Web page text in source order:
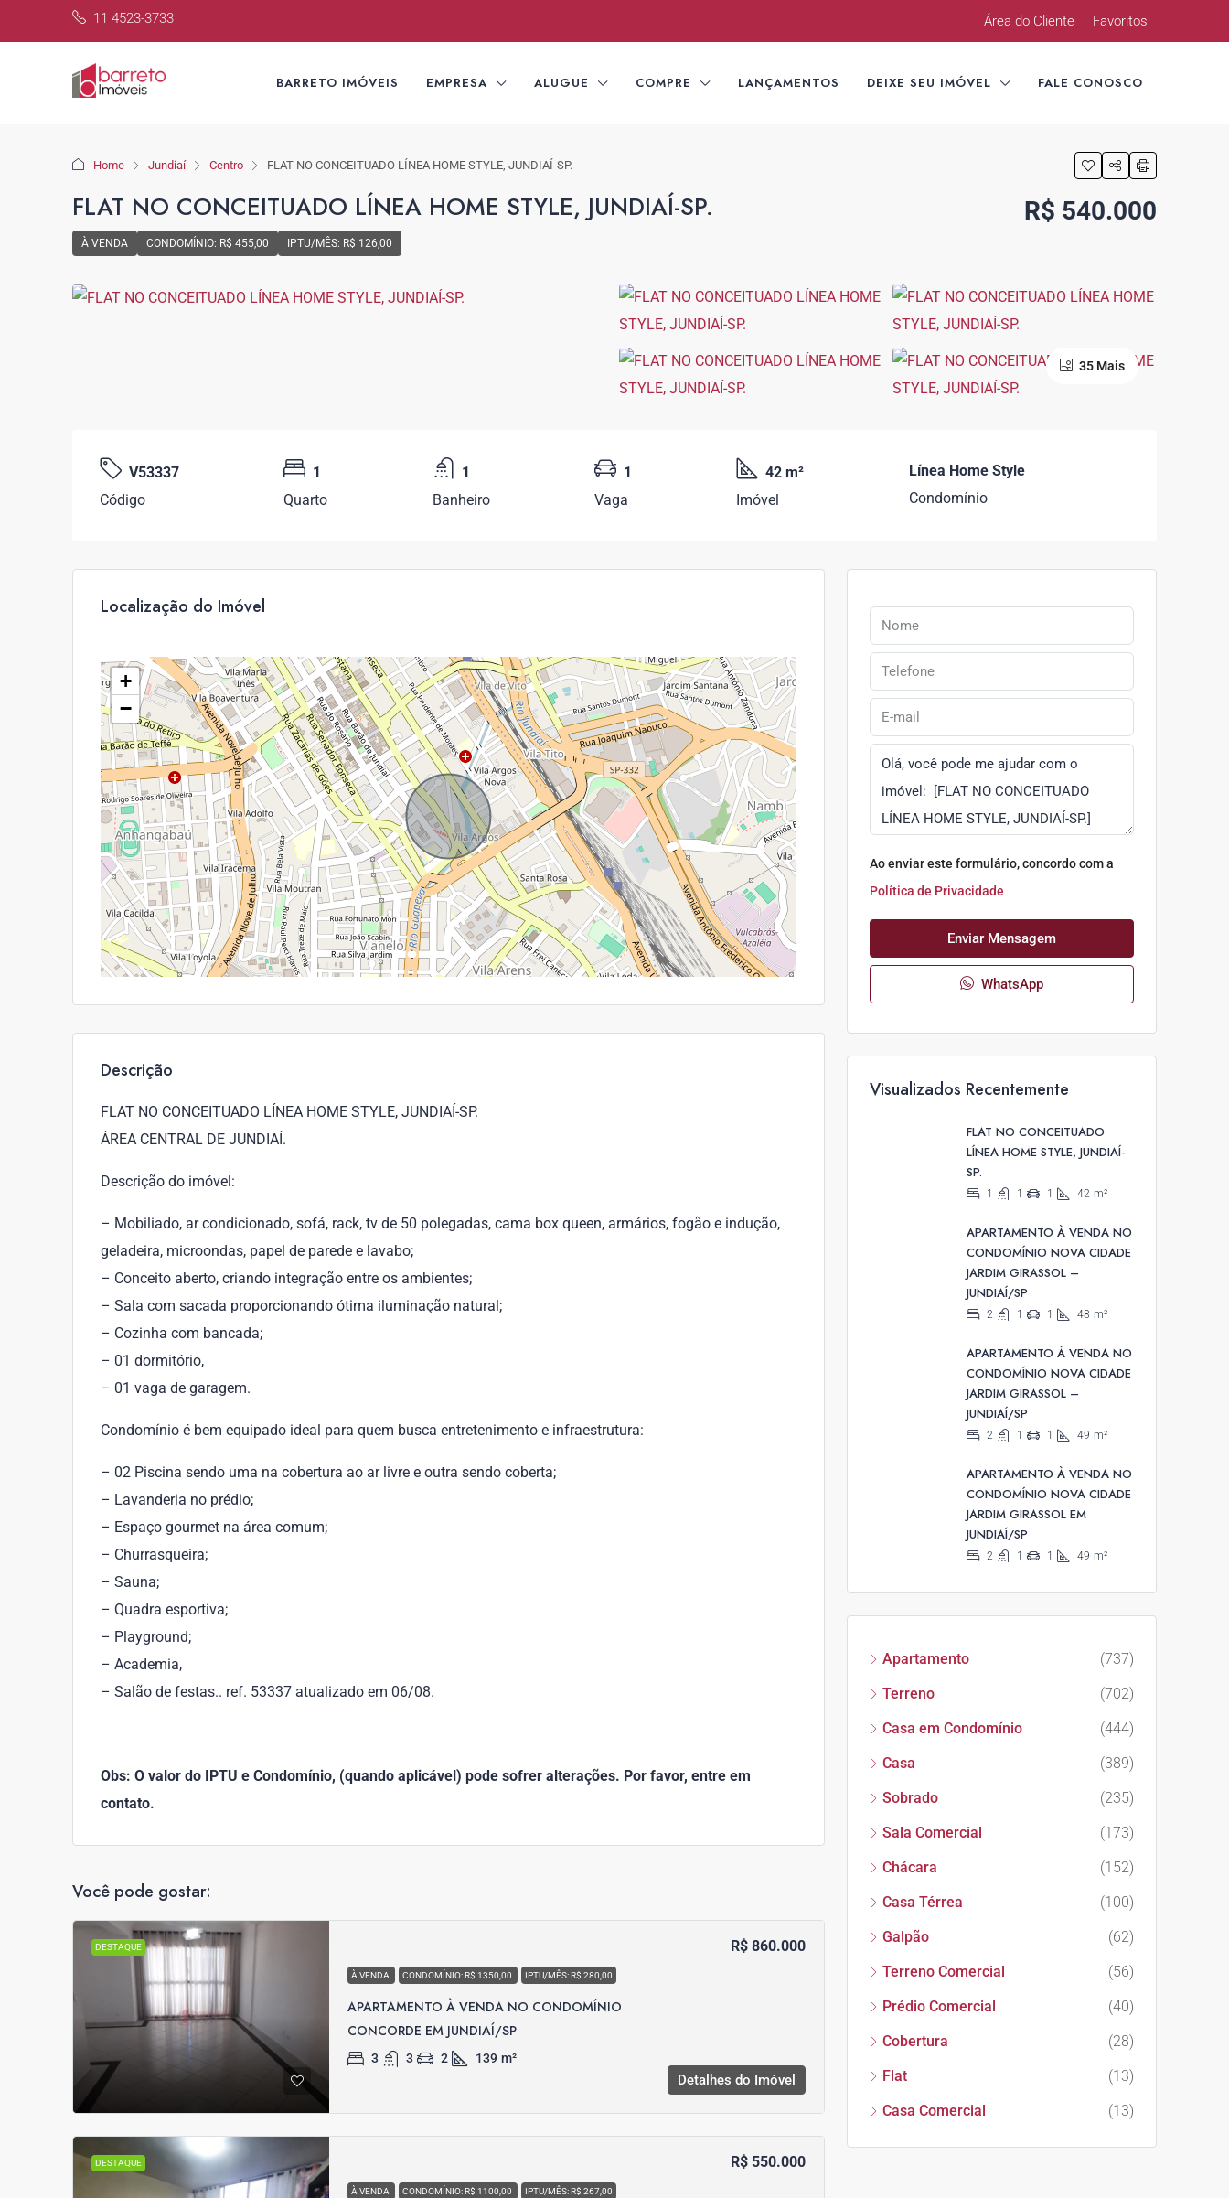
11 4523-3733 Área do Cliente Favoritos
BARRETO IMÓVEIS EMPRESA ALUGUE COMPRE LANÇAMENTOS DEIXE SEU IMÓVEL FALE CONOSCO
Home Jundiaí Centro FLAT NO CONCEITUADO LÍNEA HOME STYLE, JUNDIAÍ-SP.
FLAT NO CONCEITUADO LÍNEA HOME STYLE, JUNDIAÍ-SP.
À VENDA CONDOMÍNIO: R$ 455,00 IPTU/MÊS: R$ 126,00
R$ 540.000
35 Mais
V53337
Código
1
Quarto
1
Banheiro
1
Vaga
42 m²
Imóvel
Línea Home Style
Condomínio
Localização do Imóvel
+
−
Descrição
FLAT NO CONCEITUADO LÍNEA HOME STYLE, JUNDIAÍ-SP.
ÁREA CENTRAL DE JUNDIAÍ.
Descrição do imóvel:
– Mobiliado, ar condicionado, sofá, rack, tv de 50 polegadas, cama box queen, armários, fogão e indução,
geladeira, microondas, papel de parede e lavabo;
– Conceito aberto, criando integração entre os ambientes;
– Sala com sacada proporcionando ótima iluminação natural;
– Cozinha com bancada;
– 01 dormitório,
– 01 vaga de garagem.
Condomínio é bem equipado ideal para quem busca entretenimento e infraestrutura:
– 02 Piscina sendo uma na cobertura ao ar livre e outra sendo coberta;
– Lavanderia no prédio;
– Espaço gourmet na área comum;
– Churrasqueira;
– Sauna;
– Quadra esportiva;
– Playground;
– Academia,
– Salão de festas.. ref. 53337 atualizado em 06/08.
Obs: O valor do IPTU e Condomínio, (quando aplicável) pode sofrer alterações. Por favor, entre em
contato.
Você pode gostar:
DESTAQUE
À VENDA CONDOMÍNIO: R$ 1350,00 IPTU/MÊS: R$ 280,00
APARTAMENTO À VENDA NO CONDOMÍNIO
CONCORDE EM JUNDIAÍ/SP
R$ 860.000
3 3 2 139 m²
Detalhes do Imóvel
DESTAQUE
À VENDA CONDOMÍNIO: R$ 1100,00 IPTU/MÊS: R$ 267,00
R$ 550.000
Ao enviar este formulário, concordo com a
Política de Privacidade
Enviar Mensagem
WhatsApp
Visualizados Recentemente
FLAT NO CONCEITUADO
LÍNEA HOME STYLE, JUNDIAÍ-
SP.
1 1 1 42 m²
APARTAMENTO À VENDA NO
CONDOMÍNIO NOVA CIDADE
JARDIM GIRASSOL –
JUNDIAÍ/SP
2 1 1 48 m²
APARTAMENTO À VENDA NO
CONDOMÍNIO NOVA CIDADE
JARDIM GIRASSOL –
JUNDIAÍ/SP
2 1 1 49 m²
APARTAMENTO À VENDA NO
CONDOMÍNIO NOVA CIDADE
JARDIM GIRASSOL EM
JUNDIAÍ/SP
2 1 1 49 m²
Apartamento
(737)
Terreno
(702)
Casa em Condomínio
(444)
Casa
(389)
Sobrado
(235)
Sala Comercial
(173)
Chácara
(152)
Casa Térrea
(100)
Galpão
(62)
Terreno Comercial
(56)
Prédio Comercial
(40)
Cobertura
(28)
Flat
(13)
Casa Comercial
(13)